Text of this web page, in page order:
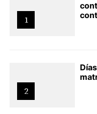
1
2